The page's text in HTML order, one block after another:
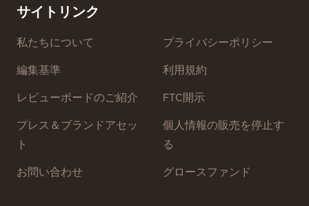
サイトリンク
私たちについて
編集基準
レビューボードのご紹介
プレス＆ブランドアセッ
ト
お問い合わせ
プライバシーポリシー
利用規約
FTC開示
個人情報の販売を停止す
る
グロースファンド